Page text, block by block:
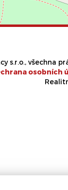
s.r.o., všechna
osobních